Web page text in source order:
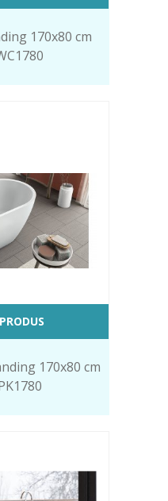
170x80 cm
170x80 cm